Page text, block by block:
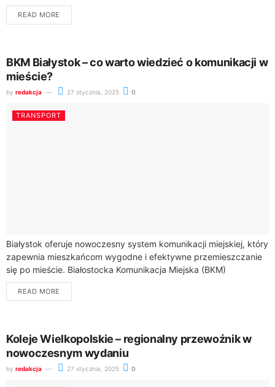
sieć połączeń dla mieszkańców i przyjezdnych.Transport
publiczny w Warszawie...
READ MORE
BKM Białystok – co warto wiedzieć o komunikacji w
mieście?
by redakcja 27 stycznia, 2025 0
TRANSPORT
Białystok oferuje nowoczesny system komunikacji miejskiej, który
zapewnia mieszkańcom wygodne i efektywne przemieszczanie
się po mieście. Białostocka Komunikacja Miejska (BKM)
dysponuje flotą 120 autobusów, które obsługują różne linie
komunikacyjne, w...
READ MORE
Koleje Wielkopolskie – regionalny przewoźnik w
nowoczesnym wydaniu
by redakcja 27 stycznia, 2025 0